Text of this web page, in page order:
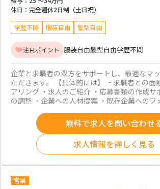
休日： 完全週休2日制（土日祝）
学歴不問 服装自由 髪型自由
注目ポイント 服装自由髪型自由学歴不問
企業と求職者の双方をサポートし、最適なマ
ただきます。 【具体的には】 ・求職者との面
アリング ・求人のご紹介 ・応募書類の作成サ
の調整 ・企業への人材提案 ・既存企業へのフ
無料で求人を問い合わせ
求人情報を詳しく見る
営業